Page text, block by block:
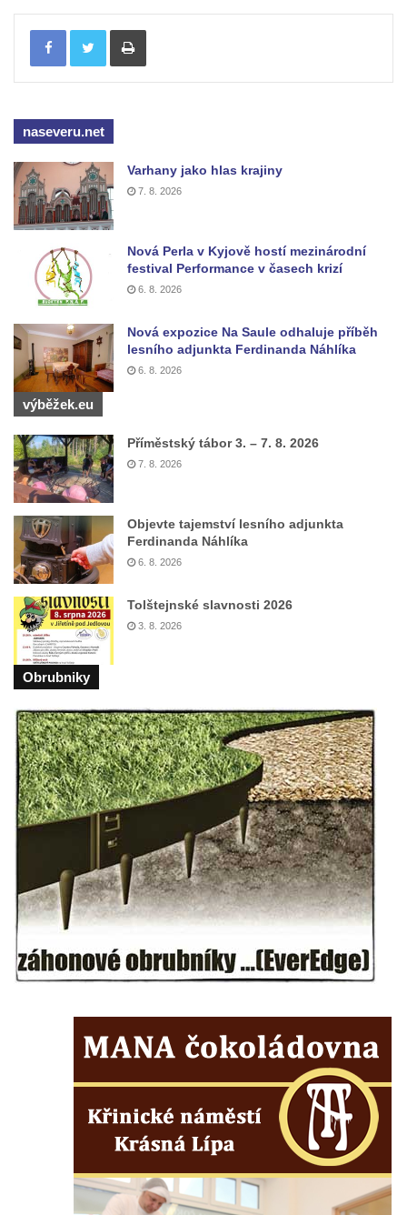
Mikulášovicích
Wäberův kříž v zahradě domu čp. 184 v
Mikulášovicích
Posteltův kříž naproti domu ev.č. 29 v
Kříž Neubaukreuz u domu čp. 698 v
Mikulášovicích
Kříž manželů Endlerových u továrního
objektu v Mikulášovicích
Kříž u silnice východně od Mikulášovic
Kříž u rozcestí k větrnému mlýnu Světlík v
Horním Podluží
Kříž u domu čp. 1016 v Mikulášovicích
Herltův kříž u Mikova v Mikulášovicích
Kříž u Borských u domu čp. 859 v
Mikulášovicích
Kříž Ließnerových naproti Mikovu v
Mikulášovicích
Kříž u Mikulášovického potoka poblíž
Mikovu v Mikulášovicích
Lissnerův kříž u domu čp. 39 v
Mikulášovicích
Hampelův kříž u bývalých kasáren v
Mikulášovicích
Marchnerův (Zelený) kříž naproti domu čp.
35 v Mikulášovicích
Schneiderův kříž před domem čp. 55 v
Mikulášovicích
Kříž na Kostelní stezce v Mikulášovicích
Maazův kříž na Kostelní stezce v
Mikulášovicích
Boží muka na Kostelní stezce v
Mikulášovicích
Mikulášovicích
domy čp. 739 a 758 v Mikulášovicích
Kříž Johannese Herlta poblíž domu čp. 428
Mikulášovicích
Hillův kříž u domu čp. 436 v Mikulášovicích
Hampelův kříž západně od dolního nádraží
v Mikulášovicích
Tisknout
naseveru.net
Varhany jako hlas krajiny
7. 8. 2026
Nová Perla v Kyjově hostí mezinárodní
festival Performance v časech krizí
6. 8. 2026
Nová expozice Na Saule odhaluje příběh
lesního adjunkta Ferdinanda Náhlíka
6. 8. 2026
výběžek.eu
Příměstský tábor 3. – 7. 8. 2026
7. 8. 2026
Objevte tajemství lesního adjunkta
Ferdinanda Náhlíka
6. 8. 2026
Tolštejnské slavnosti 2026
3. 8. 2026
Obrubniky